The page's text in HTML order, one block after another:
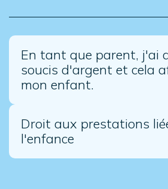
En tant que parent, j'ai
soucis d'argent et cela
mon enfant.
Droit aux prestations
l'enfance